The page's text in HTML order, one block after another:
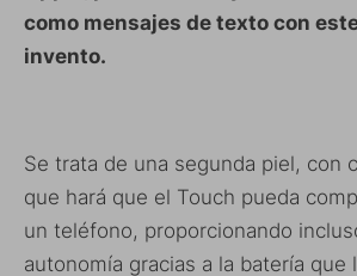
como mensajes de texto con
invento.
Se trata de una segunda piel, con
que hará que el Touch pueda
un teléfono, proporcionando
autonomía gracias a la batería que